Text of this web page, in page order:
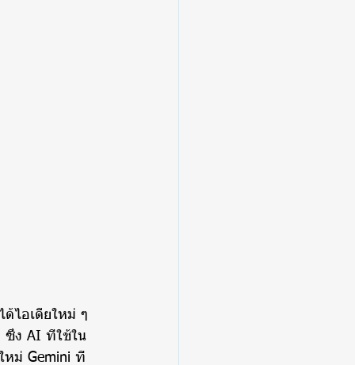
ด้ไอเดียใหม่ ๆ
ซึ่ง AI ที่ใช้ใน
หม่ Gemini ที่